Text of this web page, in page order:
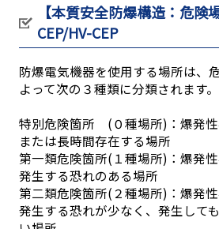
【本質安全防爆構造：危険
CEP/HV-CEP
防爆電気機器を使用する場所は、
よって次の３種類に分類されます。
特別危険箇所 (０種場所)：爆発性
または長時間存在する場所
第一類危険箇所(１種場所)：爆発
発生する恐れのある場所
第二類危険箇所(２種場所)：爆発
発生する恐れが少なく、発生して